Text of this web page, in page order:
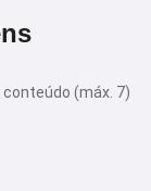
(máx. 7)